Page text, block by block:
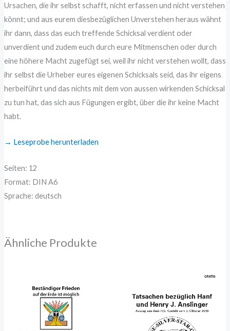
Ursachen, die ihr selbst schafft, nicht erfassen und nicht verstehen
könnt; und aus eurem diesbezüglichen Unverstehen heraus wähnt
ihr dann, dass das euch treffende Schicksal verdient oder
unverdient und zudem euch durch eure Mitmenschen oder durch
eine höhere Macht zugefügt sei, weil ihr nicht verstehen wollt, dass
ihr selbst die Urheber eures eigenen Schicksals seid, das ihr eigens
herbeiführt und das nichts mit dem von aussen wirkenden Schicksal
zu tun hat, das sich aus Fügungen ergibt, über die ihr keine Macht
habt.
→ Leseprobe herunterladen
Seiten: 12
Format: DIN A6
Sprache: deutsch
Ähnliche Produkte